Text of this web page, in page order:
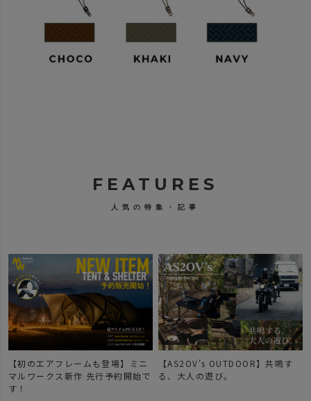
FEATURES
人気の特集・記事
【初のエアフレームも登場】ミニ
マルワークス新作 先行予約開始で
す！
【AS2OV's OUTDOOR】共鳴す
る、大人の遊び。